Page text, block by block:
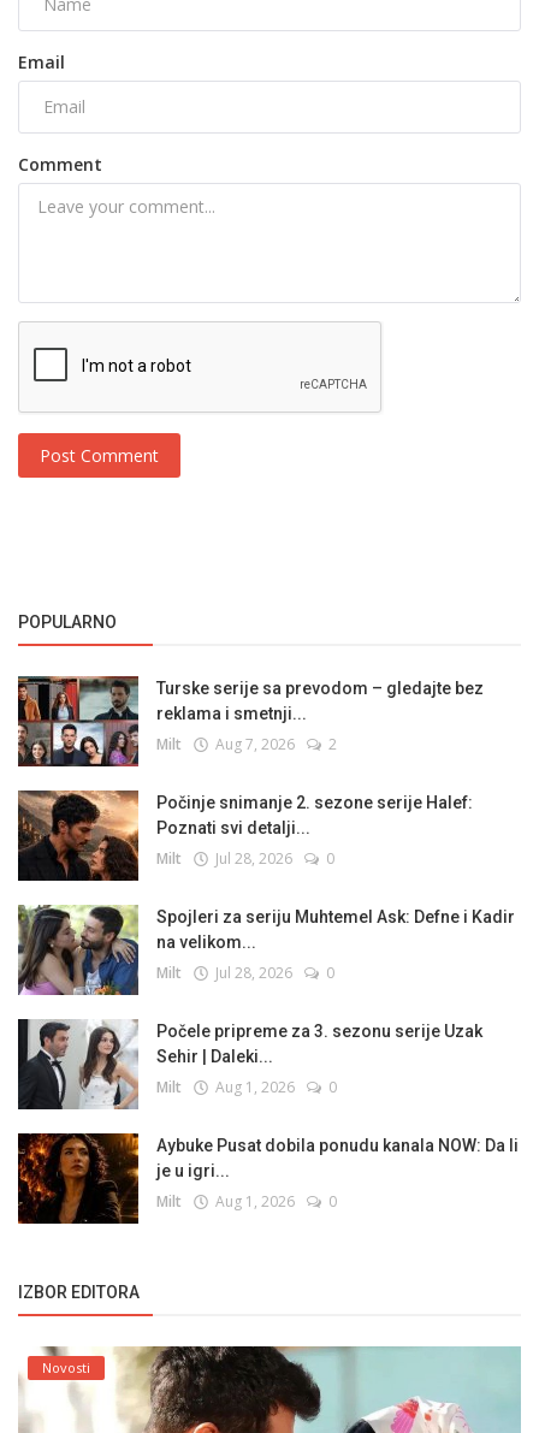
Email
Comment
Post Comment
POPULARNO
Turske serije sa prevodom – gledajte bez
reklama i smetnji...
Milt Aug 7, 2026 2
Počinje snimanje 2. sezone serije Halef:
Poznati svi detalji...
Milt Jul 28, 2026 0
Spojleri za seriju Muhtemel Ask: Defne i Kadir
na velikom...
Milt Jul 28, 2026 0
Počele pripreme za 3. sezonu serije Uzak
Sehir | Daleki...
Milt Aug 1, 2026 0
Aybuke Pusat dobila ponudu kanala NOW: Da li
je u igri...
Milt Aug 1, 2026 0
IZBOR EDITORA
Novosti